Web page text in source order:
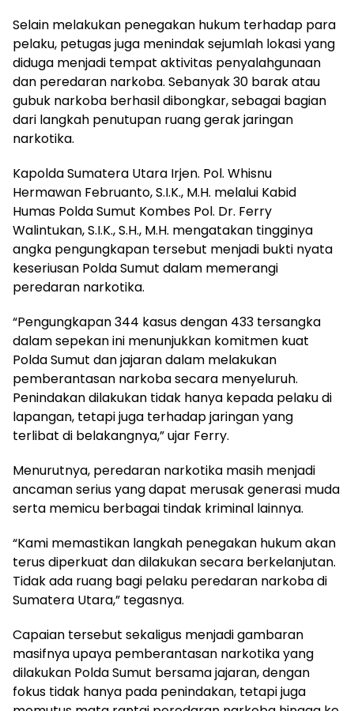
Selain melakukan penegakan hukum terhadap para
pelaku, petugas juga menindak sejumlah lokasi yang
diduga menjadi tempat aktivitas penyalahgunaan
dan peredaran narkoba. Sebanyak 30 barak atau
gubuk narkoba berhasil dibongkar, sebagai bagian
dari langkah penutupan ruang gerak jaringan
narkotika.
Kapolda Sumatera Utara Irjen. Pol. Whisnu
Hermawan Februanto, S.I.K., M.H. melalui Kabid
Humas Polda Sumut Kombes Pol. Dr. Ferry
Walintukan, S.I.K., S.H., M.H. mengatakan tingginya
angka pengungkapan tersebut menjadi bukti nyata
keseriusan Polda Sumut dalam memerangi
peredaran narkotika.
“Pengungkapan 344 kasus dengan 433 tersangka
dalam sepekan ini menunjukkan komitmen kuat
Polda Sumut dan jajaran dalam melakukan
pemberantasan narkoba secara menyeluruh.
Penindakan dilakukan tidak hanya kepada pelaku di
lapangan, tetapi juga terhadap jaringan yang
terlibat di belakangnya,” ujar Ferry.
Menurutnya, peredaran narkotika masih menjadi
ancaman serius yang dapat merusak generasi muda
serta memicu berbagai tindak kriminal lainnya.
“Kami memastikan langkah penegakan hukum akan
terus diperkuat dan dilakukan secara berkelanjutan.
Tidak ada ruang bagi pelaku peredaran narkoba di
Sumatera Utara,” tegasnya.
Capaian tersebut sekaligus menjadi gambaran
masifnya upaya pemberantasan narkotika yang
dilakukan Polda Sumut bersama jajaran, dengan
fokus tidak hanya pada penindakan, tetapi juga